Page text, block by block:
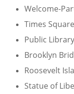
Welcome-
Times
Public
Brooklyn
Roosevelt
Statue of